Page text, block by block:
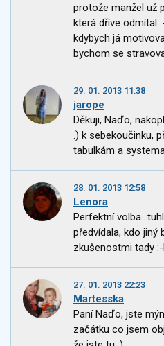
protože manžel už
která dříve odmítal
kdybych já
bychom se
29. 01. 2013 11:38
jarope
Děkuji, Naďo,
.) k sebekoučinku,
tabulkám a
28. 01. 2013 12:58
Lenora
Perfektní
předvídala, kdo jiný
zkušenostmi tady :-
27. 01. 2013 22:23
Martesska
Paní Naďo, jste
začátku co jsem